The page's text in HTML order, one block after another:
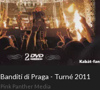
Banditi di Praga - Turné 2011
Pink Panther Media